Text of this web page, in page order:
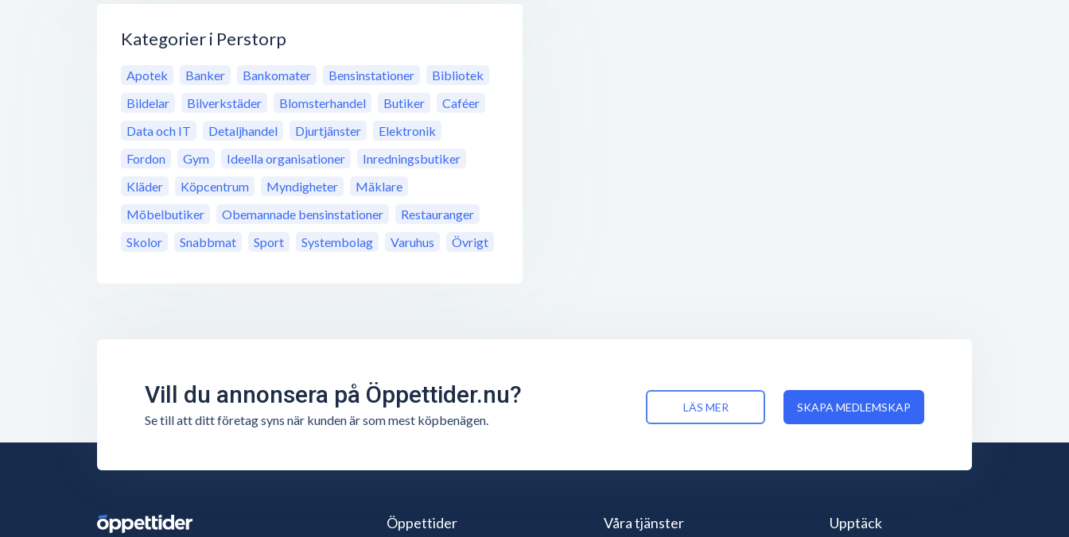
Kategorier i Perstorp
Apotek Banker Bankomater Bensinstationer
Bibliotek
Bildelar
Bilverkstäder Blomsterhandel Butiker
Caféer
Data och IT
Detaljhandel Djurtjänster
Elektronik
Fordon
Gym Ideella organisationer
Inredningsbutiker
Kläder
Köpcentrum Myndigheter
Mäklare
Möbelbutiker
Obemannade bensinstationer
Restauranger
Skolor
Snabbmat Sport Systembolag Varuhus Övrigt
Vill du annonsera på Öppettider.nu?
Se till att ditt företag syns när kunden är som mest köpbenägen.
LÄS MER SKAPA MEDLEMSKAP
Öppettider Våra tjänster Upptäck